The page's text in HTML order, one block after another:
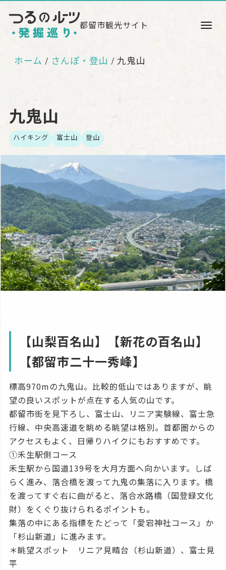
都留市観光サイト
ホーム さんぽ・登山 九鬼山
九鬼山
ハイキング 富士山 登山
【山梨百名山】【新花の百名山】
【都留市二十一秀峰】
標高970mの九鬼山。比較的低山ではありますが、眺
望の良いスポットが点在する人気の山です。
都留市街を見下ろし、富士山、リニア実験線、富士急
行線、中央高速道を眺める眺望は格別。首都圏からの
アクセスもよく、日帰りハイクにもおすすめです。
①禾生駅側コース
禾生駅から国道139号を大月方面へ向かいます。しば
らく進み、落合橋を渡って九鬼の集落に入ります。橋
を渡ってすぐ右に曲がると、落合水路橋（国登録文化
財）をくぐり抜けられるポイントも。
集落の中にある指標をたどって「愛宕神社コース」か
「杉山新道」に進みます。
＊眺望スポット リニア見晴台（杉山新道）、富士見
平